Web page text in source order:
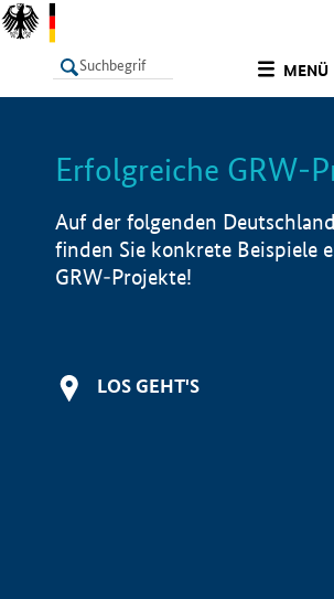
MENÜ
LISTE
Erfolgreiche GRW-
Auf der folgenden
finden Sie konkrete Beispiele
GRW-Projekte!
LOS GEHT'S